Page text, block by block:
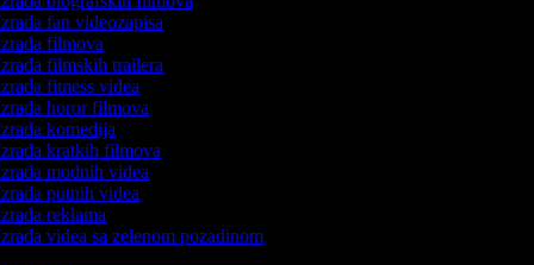
fan videozapisa
filmova
filmskih trailera
fitness videa
horor filmova
komedija
kratkih filmova
modnih videa
putnih videa
reklama
videa sa zelenom pozadinom